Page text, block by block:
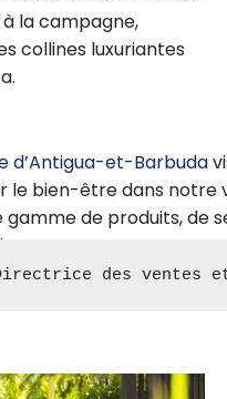
la campagne,
collines luxuriantes
d’Antigua-et-Barbuda
le bien-être dans notre
gamme de produits,
Directrice des